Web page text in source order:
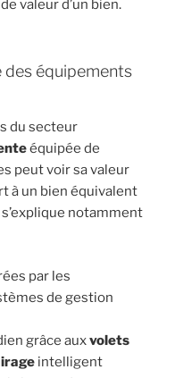
valeur d’un bien.
équipements
du secteur
équipée de
peut voir sa valeur
à un bien équivalent
notamment
par les
de gestion
grâce auxvolets
intelligent